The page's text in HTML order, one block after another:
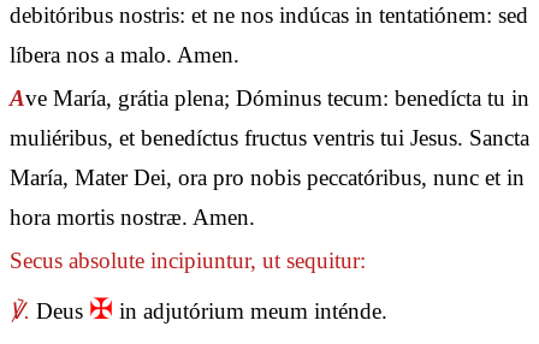
debitóribus nostris: et ne nos indúcas in tentatiónem: sed
líbera nos a malo. Amen.
Ave María, grátia plena; Dóminus tecum: benedícta tu in
muliéribus, et benedíctus fructus ventris tui Jesus. Sancta
María, Mater Dei, ora pro nobis peccatóribus, nunc et in
hora mortis nostræ. Amen.
Secus absolute incipiuntur, ut sequitur:
℣. Deus ✠ in adjutórium meum inténde.